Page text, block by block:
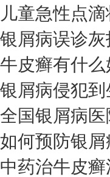
儿童急性点
银屑病误诊灰
牛皮癣有什
银屑病侵犯
全国银屑病医
如何预防银屑
中药治牛皮